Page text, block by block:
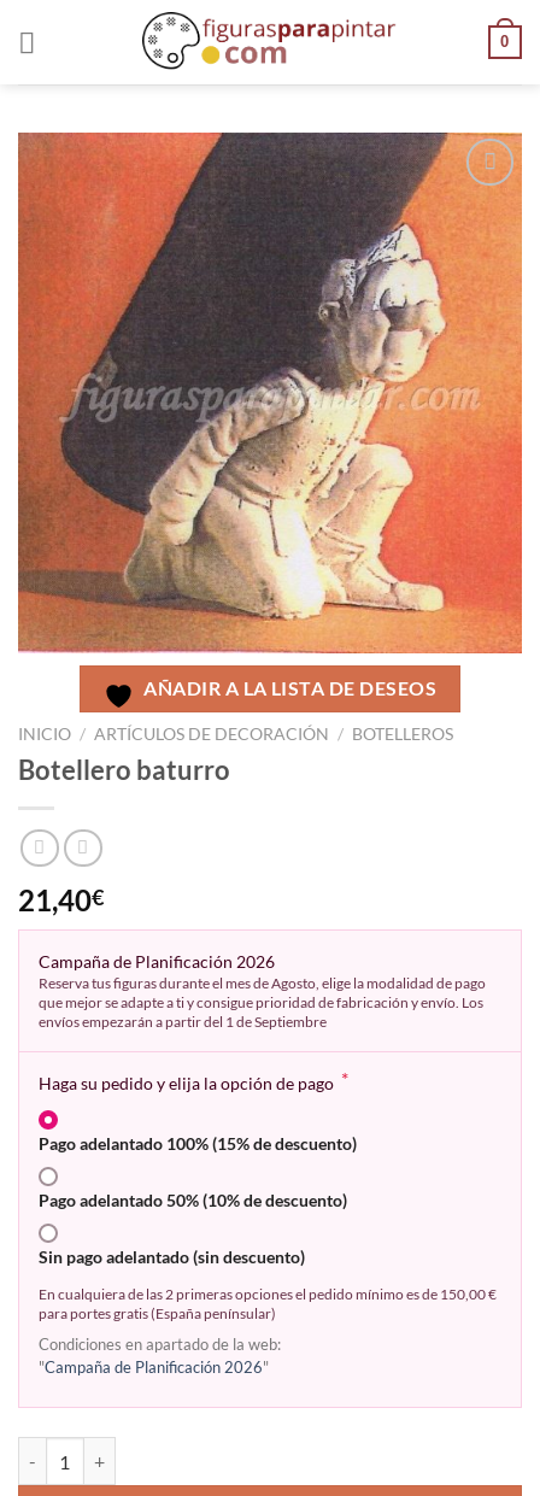
0
AÑADIR
A LA
LISTA
DE
DESEOS
AÑADIR A LA LISTA DE DESEOS
INICIO / ARTÍCULOS DE DECORACIÓN / BOTELLEROS
Botellero baturro
21,40€
Campaña de Planificación 2026
Reserva tus figuras durante el mes de Agosto, elige la modalidad de pago
que mejor se adapte a ti y consigue prioridad de fabricación y envío. Los
envíos empezarán a partir del 1 de Septiembre
Haga su pedido y elija la opción de pago *
Pago adelantado 100% (15% de descuento)
Pago adelantado 50% (10% de descuento)
Sin pago adelantado (sin descuento)
En cualquiera de las 2 primeras opciones el pedido mínimo es de 150,00 €
para portes gratis (España penínsular)
Condiciones en apartado de la web:
"Campaña de Planificación 2026"